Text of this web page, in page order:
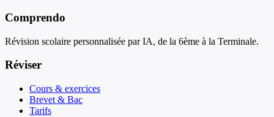
Comprendo
Révision scolaire personnalisée par IA, de la 6ème à la Terminale.
Réviser
Cours & exercices
Brevet & Bac
Tarifs